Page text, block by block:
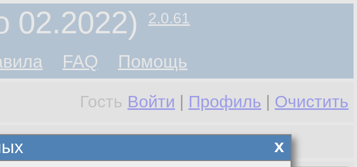
02.2022) 2.0.61
FAQ Помощь
Гость Войти | Профиль | Очистить
x